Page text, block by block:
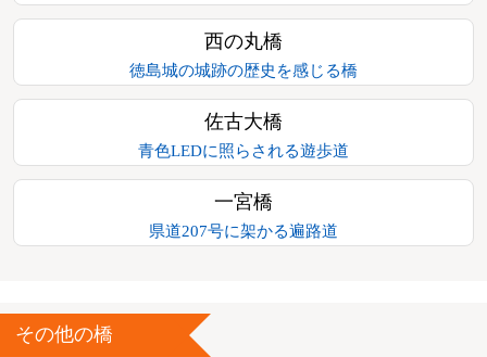
西の丸橋
徳島城の城跡の歴史を感じる橋
佐古大橋
青色LEDに照らされる遊歩道
一宮橋
県道207号に架かる遍路道
その他の橋